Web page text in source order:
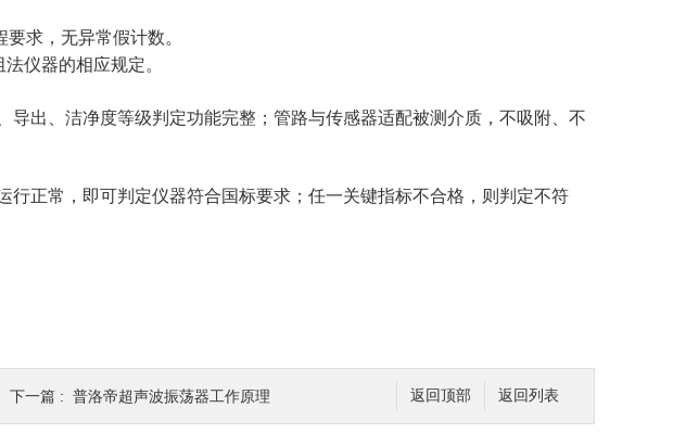
求，无异常假计数。
法仪器的相应规定。
出、洁净度等级判定功能完整；管路与传感器适配被测介质，不吸附、不
行正常，即可判定仪器符合国标要求；任一关键指标不合格，则判定不符
返回列表
返回顶部
下一篇 : 普洛帝超声波振荡器工作原理